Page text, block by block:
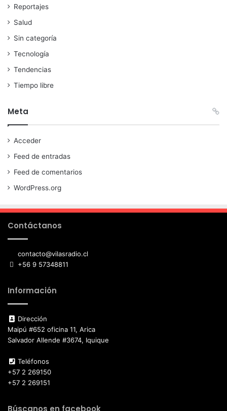
Reportajes
Salud
Sin categoría
Tecnología
Tendencias
Tiempo libre
Meta
Acceder
Feed de entradas
Feed de comentarios
WordPress.org
Contáctanos
contacto@vilasradio.cl
+56 9 57348811
Información
Dirección
Maipú #652 oficina 11, Arica
Salvador Allende #3674, Iquique
Teléfonos
+57 2 269150
+57 2 269151
Búscanos en facebook